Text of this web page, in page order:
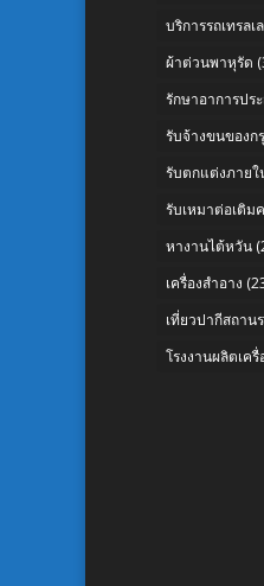
บริการรถเทรลเ
ผ้าต่วนพาหุรัด
รักษาอาการปร
รับจ้างขนของก
รับตกแต่งภายใ
รับเหมาต่อเติม
หางานไต้หวัน
เครื่องสำอาง
เที่ยวปากีสถาน
โรงงานผลิตเครื่